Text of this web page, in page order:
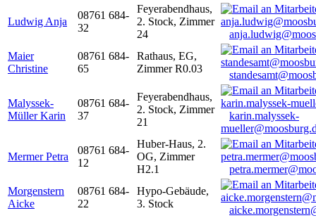
Ludwig Anja
08761 684-
32
Feyerabendhaus,
2. Stock, Zimmer
24
Maier
Christine
08761 684-
65
Rathaus, EG,
Zimmer R0.03
Malyssek-
Müller Karin
08761 684-
37
Feyerabendhaus,
2. Stock, Zimmer
21
karin.malyssek-
Mermer Petra
08761 684-
12
Huber-Haus, 2.
OG, Zimmer
H2.1
Morgenstern
Aicke
08761 684-
22
Hypo-Gebäude,
3. Stock